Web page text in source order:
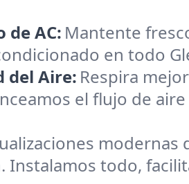
AC: Mantente
en todo
del Aire: Respira
el flujo de
modernas
Instalamos todo,